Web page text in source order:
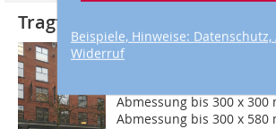
Beispiele, Hinweise: Datenschutz,
Widerruf
Tragfähig mit
Die Pfosten-Riegel
der 840 Cambie Street in
1912 aus Douglasie
Abmessung bis 300 x 300
Abmessung bis 300 x 580